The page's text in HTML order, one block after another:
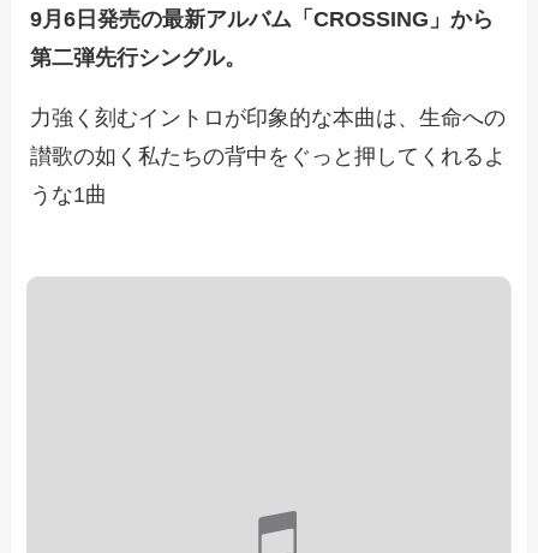
9月6日発売の最新アルバム「CROSSING」から
第二弾先行シングル。
力強く刻むイントロが印象的な本曲は、生命への
讃歌の如く私たちの背中をぐっと押してくれるよ
うな1曲